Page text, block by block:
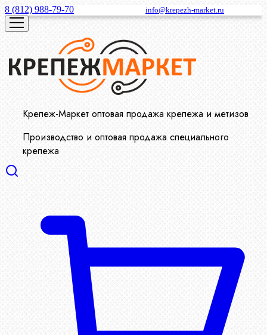
8 (812) 988-79-70 info@krepezh-market.ru
Крепеж-Маркет оптовая продажа крепежа и метизов
Производство и оптовая продажа специального
крепежа